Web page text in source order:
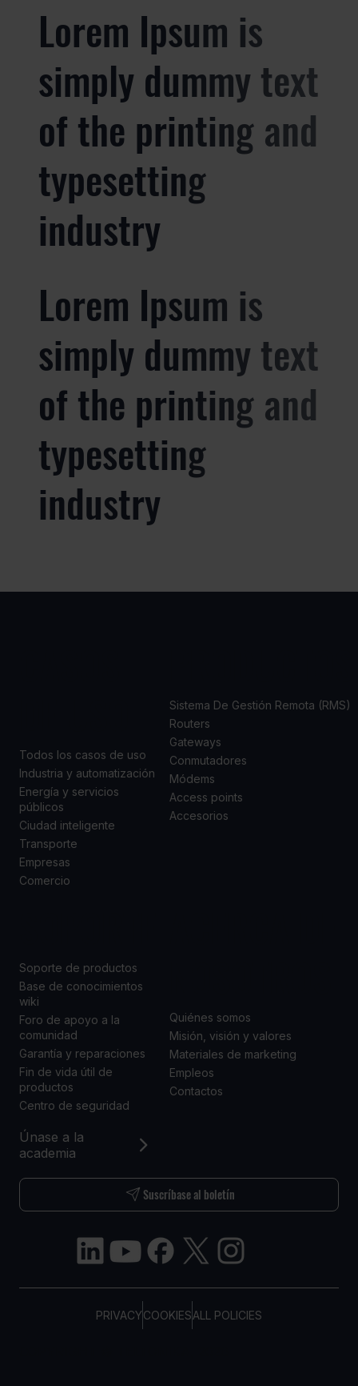
Lorem Ipsum is
simply dummy text
of the printing and
typesetting
industry
Lorem Ipsum is
simply dummy text
of the printing and
typesetting
industry
PRIVACYCOOKIESALL POLICIES
Únase a la
academia
Suscríbase al boletín
Todos los casos de uso
Industria y automatización
Energía y servicios
públicos
Ciudad inteligente
Transporte
Empresas
Comercio
Sistema De Gestión Remota (RMS)
Routers
Gateways
Conmutadores
Módems
Access points
Accesorios
Soporte de productos
Base de conocimientos
wiki
Foro de apoyo a la
comunidad
Garantía y reparaciones
Fin de vida útil de
productos
Centro de seguridad
Quiénes somos
Misión, visión y valores
Materiales de marketing
Empleos
Contactos